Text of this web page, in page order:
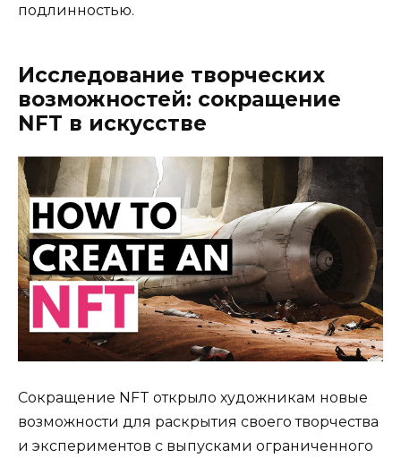
подлинностью.
Исследование творческих
возможностей: сокращение
NFT в искусстве
Сокращение NFT открыло художникам новые
возможности для раскрытия своего творчества
и экспериментов с выпусками ограниченного